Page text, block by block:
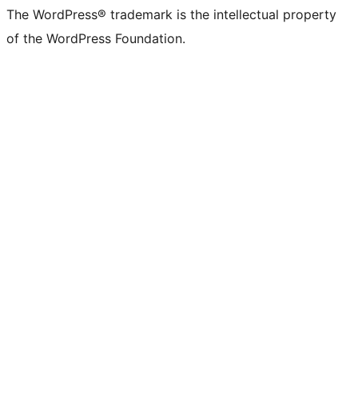
The WordPress® trademark is the intellectual property
of the WordPress Foundation.